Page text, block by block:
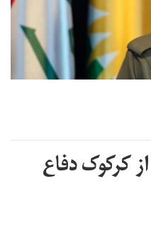
کرکوک دفاع